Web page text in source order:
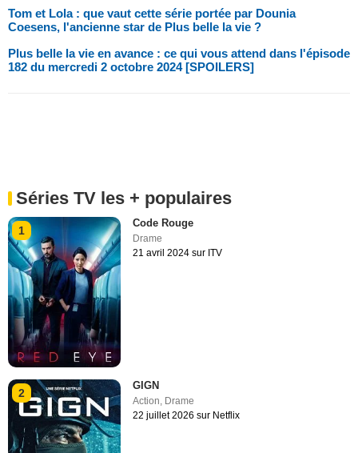
Tom et Lola : que vaut cette série portée par Dounia
Coesens, l'ancienne star de Plus belle la vie ?
Plus belle la vie en avance : ce qui vous attend dans l'épisode
182 du mercredi 2 octobre 2024 [SPOILERS]
Séries TV les + populaires
1
Code Rouge
Drame
21 avril 2024 sur ITV
2
GIGN
Action, Drame
22 juillet 2026 sur Netflix